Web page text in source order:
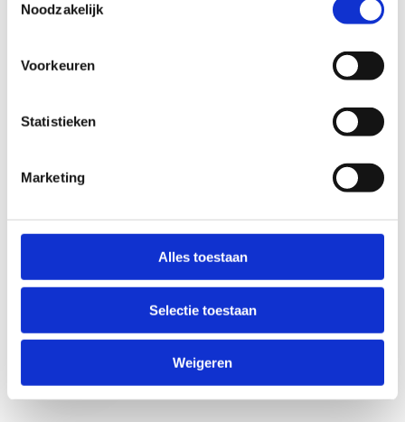
Noodzakelijk
Voorkeuren
Statistieken
Marketing
Alles toestaan
Selectie toestaan
Weigeren
Anti-Robot Verification
Click to start verification
Verzend